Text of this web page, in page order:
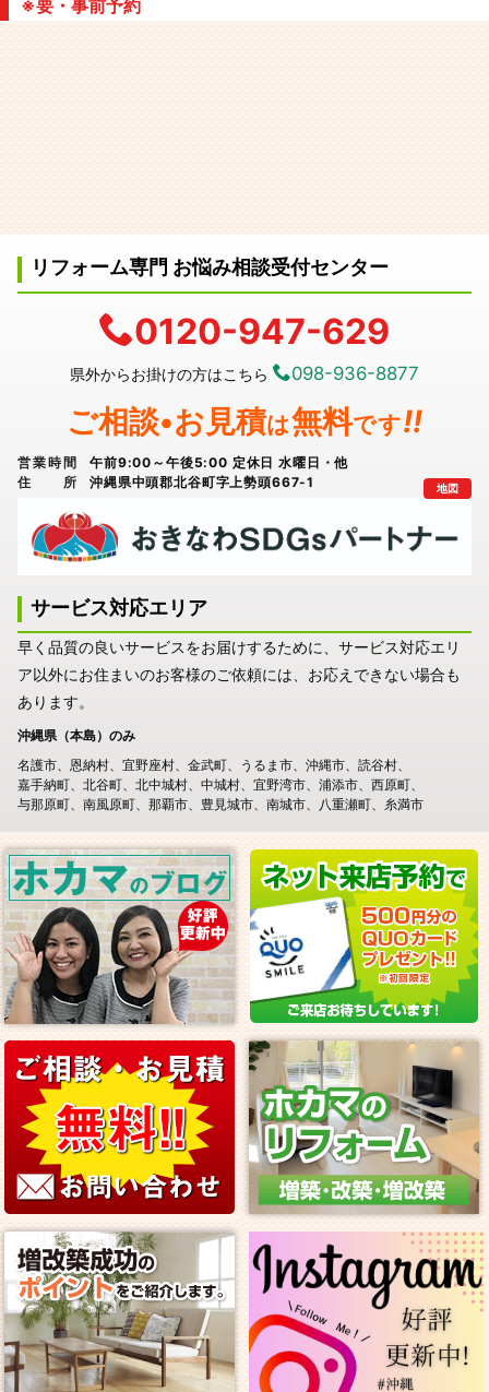
※要・事前予約
リフォーム専門 お悩み相談受付センター
0120-947-629
県外からお掛けの方はこちら 098-936-8877
ご相談•お見積は無料です!!
営業時間
午前9:00～午後5:00 定休日 水曜日・他
住所
沖縄県中頭郡北谷町字上勢頭667-1 地図
サービス対応エリア
早く品質の良いサービスをお届けするために、サービス対応エリ
ア以外にお住まいのお客様のご依頼には、お応えできない場合も
あります。
沖縄県（本島）のみ
名護市
恩納村 宜野座村 金武町 うるま市 沖縄市
読谷村
嘉手納町
北谷町 北中城村 中城村 宜野湾市 浦添市
西原町
与那原町
南風原町 那覇市 豊見城市 南城市 八重瀬町 糸満市